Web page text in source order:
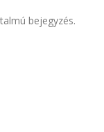
bejegyzés.